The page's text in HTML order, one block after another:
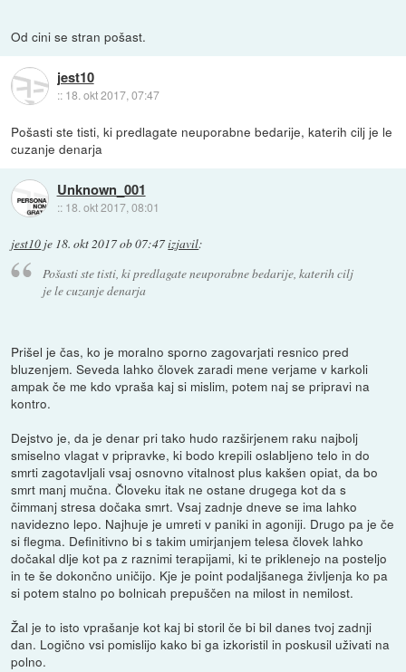
Od cini se stran pošast.
jest10
:: 18. okt 2017, 07:47
Pošasti ste tisti, ki predlagate neuporabne bedarije, katerih cilj je le
cuzanje denarja
Unknown_001
:: 18. okt 2017, 08:01
jest10 je 18. okt 2017 ob 07:47izjavil:
Pošasti ste tisti, ki predlagate neuporabne bedarije, katerih cilj
je le cuzanje denarja
Prišel je čas, ko je moralno sporno zagovarjati resnico pred
bluzenjem. Seveda lahko človek zaradi mene verjame v karkoli
ampak če me kdo vpraša kaj si mislim, potem naj se pripravi na
kontro.
Dejstvo je, da je denar pri tako hudo razširjenem raku najbolj
smiselno vlagat v pripravke, ki bodo krepili oslabljeno telo in do
smrti zagotavljali vsaj osnovno vitalnost plus kakšen opiat, da bo
smrt manj mučna. Človeku itak ne ostane drugega kot da s
čimmanj stresa dočaka smrt. Vsaj zadnje dneve se ima lahko
navidezno lepo. Najhuje je umreti v paniki in agoniji. Drugo pa je če
si flegma. Definitivno bi s takim umirjanjem telesa človek lahko
dočakal dlje kot pa z raznimi terapijami, ki te priklenejo na posteljo
in te še dokončno uničijo. Kje je point podaljšanega življenja ko pa
si potem stalno po bolnicah prepuščen na milost in nemilost.
Žal je to isto vprašanje kot kaj bi storil če bi bil danes tvoj zadnji
dan. Logično vsi pomislijo kako bi ga izkoristil in poskusil uživati na
polno.